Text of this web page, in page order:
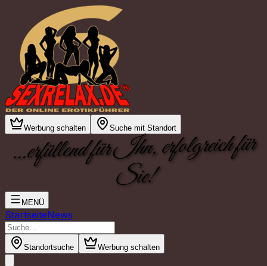
Werbung schalten Suche mit Standort
...erfüllend für Ihn, erfolgreich für
Sie!
MENÜ
StartseiteNews
Standortsuche Werbung schalten